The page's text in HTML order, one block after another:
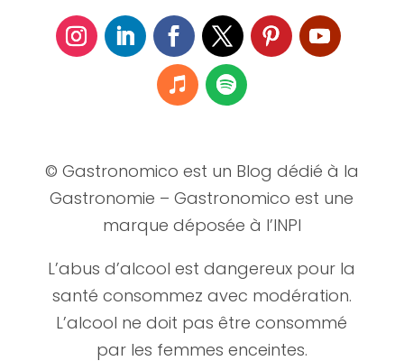
© Gastronomico est un Blog dédié à la
Gastronomie – Gastronomico est une
marque déposée à l’INPI
L’abus d’alcool est dangereux pour la
santé consommez avec modération.
L’alcool ne doit pas être consommé
par les femmes enceintes.